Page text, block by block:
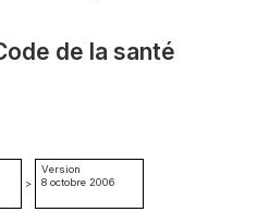
de la santé
>
Version
8 octobre 2006